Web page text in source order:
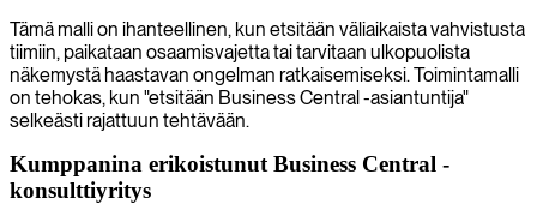
Tämä malli on ihanteellinen, kun etsitään väliaikaista vahvistusta
tiimiin, paikataan osaamisvajetta tai tarvitaan ulkopuolista
näkemystä haastavan ongelman ratkaisemiseksi. Toimintamalli
on tehokas, kun "etsitään Business Central -asiantuntija"
selkeästi rajattuun tehtävään.
Kumppanina erikoistunut Business Central -
konsulttiyritys